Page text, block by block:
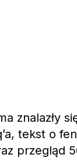
znalazły
tekst o
przegląd